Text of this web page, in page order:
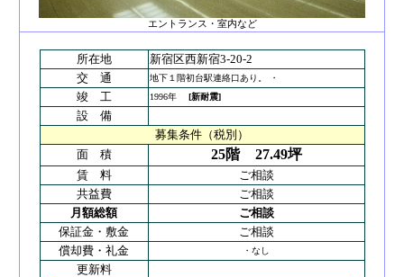
エントランス・室内など
所在地
新宿区西新宿3-20-2
交 通
地下１階初台駅連絡口あり。 ・
竣 工 1996年 [新耐震]
設 備
募集条件（税別）
面 積
25階 27.49坪
賃 料
ご相談
共益費
ご相談
月額総額
ご相談
保証金・敷金
ご相談
償却費・礼金
・なし
更新料